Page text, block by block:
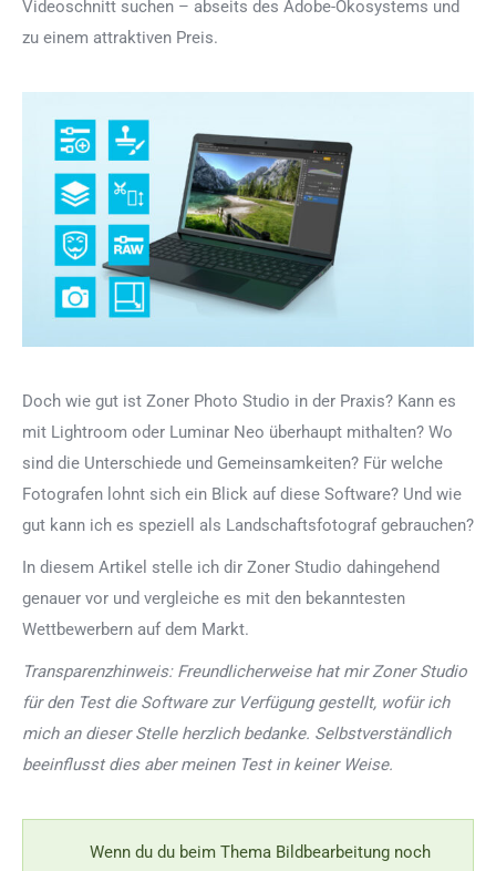
Videoschnitt suchen – abseits des Adobe-Ökosystems und
zu einem attraktiven Preis.
Doch wie gut ist Zoner Photo Studio in der Praxis? Kann es
mit Lightroom oder Luminar Neo überhaupt mithalten? Wo
sind die Unterschiede und Gemeinsamkeiten? Für welche
Fotografen lohnt sich ein Blick auf diese Software? Und wie
gut kann ich es speziell als Landschaftsfotograf gebrauchen?
In diesem Artikel stelle ich dir Zoner Studio dahingehend
genauer vor und vergleiche es mit den bekanntesten
Wettbewerbern auf dem Markt.
Transparenzhinweis: Freundlicherweise hat mir Zoner Studio
für den Test die Software zur Verfügung gestellt, wofür ich
mich an dieser Stelle herzlich bedanke. Selbstverständlich
beeinflusst dies aber meinen Test in keiner Weise.
Wenn du du beim Thema Bildbearbeitung noch